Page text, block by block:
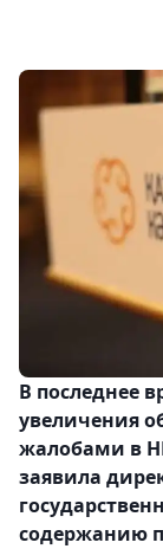
В последнее
увеличения
жалобами в
заявила
содержанию